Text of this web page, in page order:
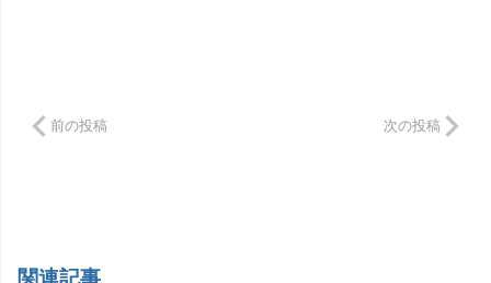
前の投稿 次の投稿
関連記事